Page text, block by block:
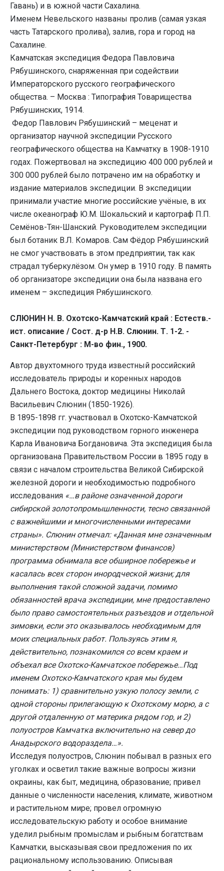
Гавань) и в южной части Сахалина.
Именем Невельского названы пролив (самая узкая
часть Татарского пролива), залив, гора и город на
Сахалине.
Камчатская экспедиция Федора Павловича
Рябушинского, снаряженная при содействии
Императорского русского географического
общества. – Москва : Типография Товарищества
Рябушинских, 1914.
Федор Павлович Рябушинский – меценат и
организатор научной экспедиции Русского
географического общества на Камчатку в 1908-1910
годах. Пожертвовал на экспедицию 400 000 рублей и
300 000 рублей было потрачено им на обработку и
издание материалов экспедиции. В экспедиции
принимали участие многие российские учёные, в их
числе океанограф Ю.М. Шокальский и картограф П.П.
Семёнов-Тян-Шанский. Руководителем экспедиции
был ботаник В.Л. Комаров. Сам Фёдор Рябушинский
не смог участвовать в этом предприятии, так как
страдал туберкулёзом. Он умер в 1910 году. В память
об организаторе экспедиции она была названа его
именем – экспедиция Рябушинского.
СЛЮНИН Н. В. Охотско-Камчатский край : Естеств.-
ист. описание / Сост. д-р Н.В. Слюнин. Т. 1-2. -
Санкт-Петербург : М-во фин., 1900.
Автор двухтомного труда известный российский
исследователь природы и коренных народов
Дальнего Востока, доктор медицины Николай
Васильевич Слюнин (1850-1926).
В 1895-1898 гг. участвовал в Охотско-Камчатской
экспедиции под руководством горного инженера
Карла Ивановича Богдановича. Эта экспедиция была
организована Правительством России в 1895 году в
связи с началом строительства Великой Сибирской
железной дороги и необходимостью подробного
исследования «…в районе означенной дороги
сибирской золотопромышленности, тесно связанной
с важнейшими и многочисленными интересами
страны». Слюнин отмечал: «Данная мне означенным
министерством (Министерством финансов)
программа обнимала все обширное побережье и
касалась всех сторон инородческой жизни; для
выполнения такой сложной задачи, помимо
обязанностей врача экспедиции, мне предоставлено
было право самостоятельных разъездов и отдельной
зимовки, если это оказывалось необходимым для
моих специальных работ. Пользуясь этим я,
действительно, познакомился со всем краем и
объехал все Охотско-Камчатское побережье…Под
именем Охотско-Камчатского края мы будем
понимать: 1) сравнительно узкую полосу земли, с
одной стороны прилегающую к Охотскому морю, а с
другой отдаленную от материка рядом гор, и 2)
полуостров Камчатка включительно на север до
Анадырского водораздела…».
Исследуя полуостров, Слюнин побывал в разных его
уголках и осветил такие важные вопросы жизни
окраины, как быт, медицина, образование; привел
данные о численности населения, климате, животном
и растительном мире; провел огромную
исследовательскую работу и особое внимание
уделил рыбным промыслам и рыбным богатствам
Камчатки, высказывая свои предложения по их
рациональному использованию. Описывая